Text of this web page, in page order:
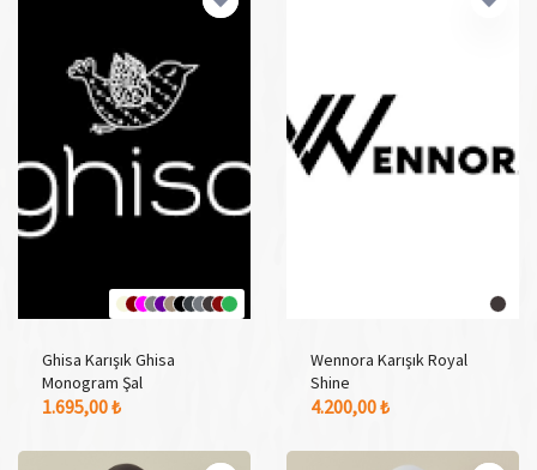
12 Adet Renk Seçeneği
Ghisa Karışık Ghisa
Monogram Şal
1.695,00 ₺
1 Adet Renk Seçeneği
Wennora Karışık Royal
Shine
4.200,00 ₺